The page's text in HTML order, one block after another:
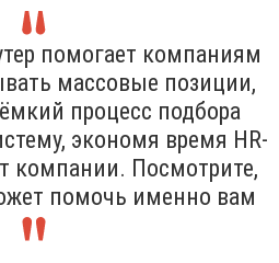
помогает компаниям
массовые позиции,
процесс подбора
экономя время HR-
компании. Посмотрите,
помочь именно вам